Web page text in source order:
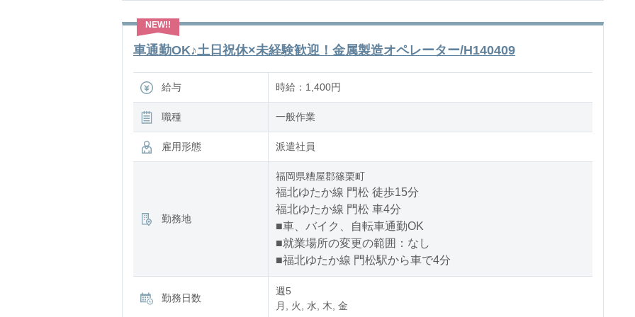
車通勤OK♪土日祝休×未経験歓迎！金属製造オペレーター/H140409
給与 時給：1,400円
職種 一般作業
雇用形態 派遣社員
勤務地
福岡県糟屋郡篠栗町
福北ゆたか線 門松 徒歩15分
福北ゆたか線 門松 車4分
■車、バイク、自転車通勤OK
■就業場所の変更の範囲：なし
■福北ゆたか線 門松駅から車で4分
勤務日数
週5
月, 火, 水, 木, 金